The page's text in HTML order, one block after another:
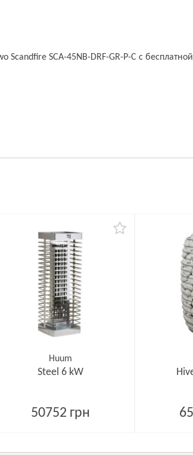
Scandfire SCA-45NB-DRF-GR-P-C с бесплатной
Huum
Steel 6 kW
50752 грн